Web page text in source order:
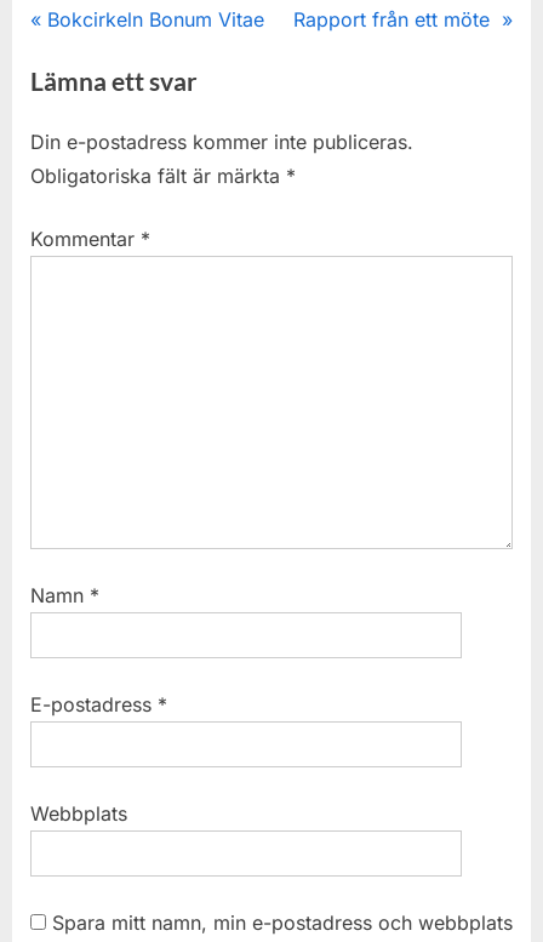
Inläggsnavigering
P
e
i
o
s
Bokcirkeln Bonum Vitae
N
P
t
Rapport från ett möte
Lämna ett svar
Din e-postadress kommer inte publiceras.
Obligatoriska fält är märkta *
Kommentar *
Namn *
E-postadress *
Webbplats
Spara mitt namn, min e-postadress och webbplats